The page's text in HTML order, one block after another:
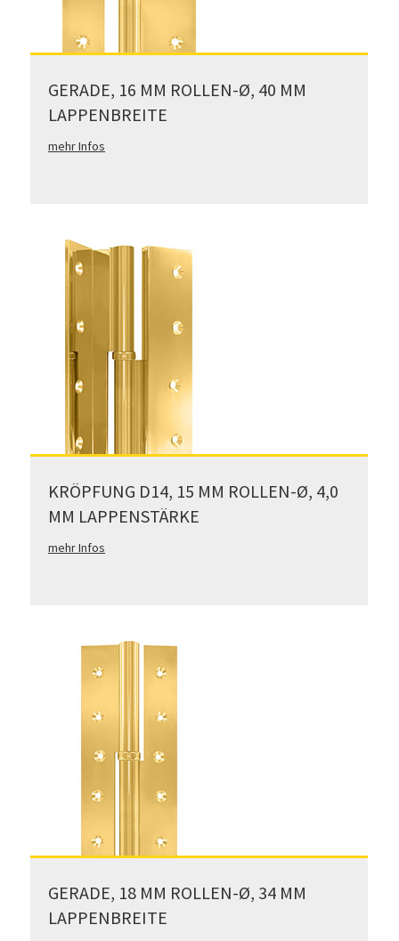
GERADE, 16 MM ROLLEN-Ø, 40 MM
LAPPENBREITE
mehr Infos
KRÖPFUNG D14, 15 MM ROLLEN-Ø, 4,0
MM LAPPENSTÄRKE
mehr Infos
GERADE, 18 MM ROLLEN-Ø, 34 MM
LAPPENBREITE